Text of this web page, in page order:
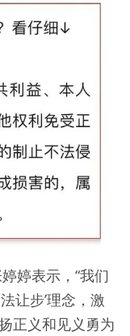
婷表示，“我们
让步’理念，激
正义和见义勇为